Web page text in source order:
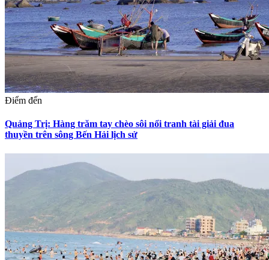
Điểm đến
Quảng Trị: Hàng trăm tay chèo sôi nổi tranh tài giải đua
thuyền trên sông Bến Hải lịch sử